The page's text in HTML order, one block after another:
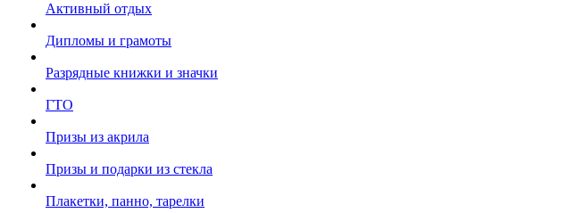
Активный отдых
Дипломы и грамоты
Разрядные книжки и значки
ГТО
Призы из акрила
Призы и подарки из стекла
Плакетки, панно, тарелки